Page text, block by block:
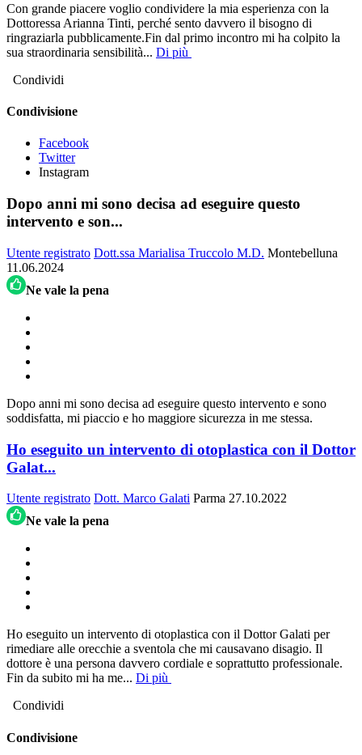
Con grande piacere voglio condividere la mia esperienza con la
Dottoressa Arianna Tinti, perché sento davvero il bisogno di
ringraziarla pubblicamente.Fin dal primo incontro mi ha colpito la
sua straordinaria sensibilità... Di più
Condividi
Condivisione
Facebook
Twitter
Instagram
Dopo anni mi sono decisa ad eseguire questo
intervento e son...
Utente registrato Dott.ssa Marialisa Truccolo M.D. Montebelluna
11.06.2024
Ne vale la pena
Dopo anni mi sono decisa ad eseguire questo intervento e sono
soddisfatta, mi piaccio e ho maggiore sicurezza in me stessa.
Ho eseguito un intervento di otoplastica con il Dottor
Galat...
Utente registrato Dott. Marco Galati Parma 27.10.2022
Ne vale la pena
Ho eseguito un intervento di otoplastica con il Dottor Galati per
rimediare alle orecchie a sventola che mi causavano disagio. Il
dottore è una persona davvero cordiale e soprattutto professionale.
Fin da subito mi ha me... Di più
Condividi
Condivisione